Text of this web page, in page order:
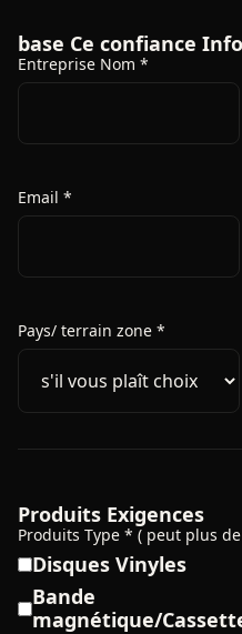
base Ce confiance Info
Entreprise Nom *
Email *
Pays/ terrain zone *
Produits Exigences
Produits Type * ( peut plus
Disques Vinyles
Bande
magnétique/